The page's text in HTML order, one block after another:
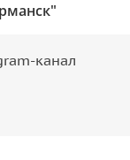
канал